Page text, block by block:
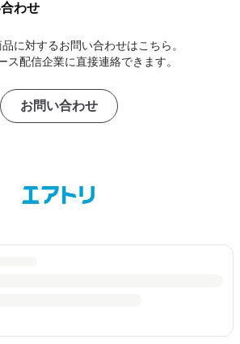
わせ
に対するお問い合わせはこちら。
ス配信企業に直接連絡できます。
お問い合わせ